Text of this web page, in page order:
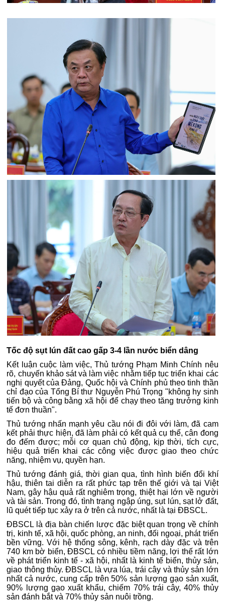
Tốc độ sụt lún đất cao gấp 3-4 lần nước biển dâng
Kết luận cuộc làm việc, Thủ tướng Phạm Minh Chính nêu
rõ, chuyến khảo sát và làm việc nhằm tiếp tục triển khai các
nghị quyết của Đảng, Quốc hội và Chính phủ theo tinh thần
chỉ đạo của Tổng Bí thư Nguyễn Phú Trọng "không hy sinh
tiến bộ và công bằng xã hội để chạy theo tăng trưởng kinh
tế đơn thuần".
Thủ tướng nhấn mạnh yêu cầu nói đi đôi với làm, đã cam
kết phải thực hiện, đã làm phải có kết quả cụ thể, cân đong
đo đếm được; mỗi cơ quan chủ động, kịp thời, tích cực,
hiệu quả triển khai các công việc được giao theo chức
năng, nhiệm vụ, quyền hạn.
Thủ tướng đánh giá, thời gian qua, tình hình biến đổi khí
hậu, thiên tai diễn ra rất phức tạp trên thế giới và tại Việt
Nam, gây hậu quả rất nghiêm trọng, thiệt hại lớn về người
và tài sản. Trong đó, tình trạng ngập úng, sụt lún, sạt lở đất,
lũ quét tiếp tục xảy ra ở trên cả nước, nhất là tại ĐBSCL.
ĐBSCL là địa bàn chiến lược đặc biệt quan trọng về chính
trị, kinh tế, xã hội, quốc phòng, an ninh, đối ngoại, phát triển
bền vững. Với hệ thống sông, kênh, rạch dày đặc và trên
740 km bờ biển, ĐBSCL có nhiều tiềm năng, lợi thế rất lớn
về phát triển kinh tế - xã hội, nhất là kinh tế biển, thủy sản,
giao thông thủy. ĐBSCL là vựa lúa, trái cây và thủy sản lớn
nhất cả nước, cung cấp trên 50% sản lượng gạo sản xuất,
90% lượng gạo xuất khẩu, chiếm 70% trái cây, 40% thủy
sản đánh bắt và 70% thủy sản nuôi trồng.